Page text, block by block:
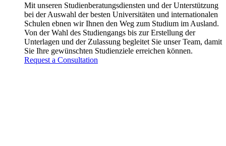
Mit unseren Studienberatungsdiensten und der Unterstützung
bei der Auswahl der besten Universitäten und internationalen
Schulen ebnen wir Ihnen den Weg zum Studium im Ausland.
Von der Wahl des Studiengangs bis zur Erstellung der
Unterlagen und der Zulassung begleitet Sie unser Team, damit
Sie Ihre gewünschten Studienziele erreichen können.
Request a Consultation